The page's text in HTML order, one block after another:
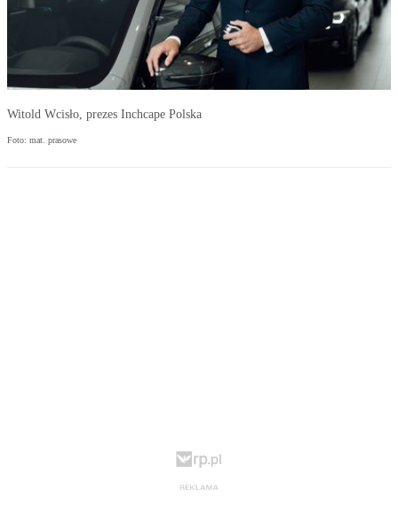
Witold Wcisło, prezes Inchcape Polska
Foto: mat. prasowe